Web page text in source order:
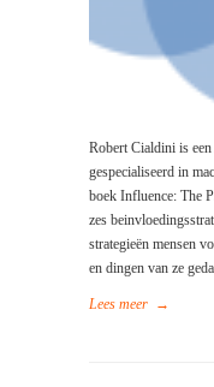
Robert Cialdini is
gespecialiseerd in
boek Influence: The
zes
strategieën mensen
en dingen van ze
Lees meer →